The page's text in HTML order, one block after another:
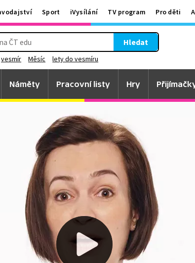
Sport iVysílání TV program Pro děti
Hledat
vesmír Měsíc lety do vesmíru
Náměty Pracovní listy Hry